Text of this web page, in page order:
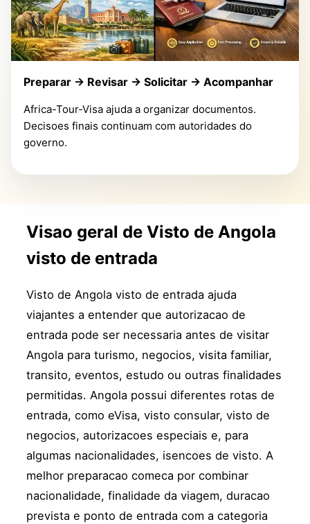
Preparar -> Revisar -> Solicitar -> Acompanhar
Africa-Tour-Visa ajuda a organizar documentos.
Decisoes finais continuam com autoridades do
governo.
Visao geral de Visto de Angola
visto de entrada
Visto de Angola visto de entrada ajuda
viajantes a entender que autorizacao de
entrada pode ser necessaria antes de visitar
Angola para turismo, negocios, visita familiar,
transito, eventos, estudo ou outras finalidades
permitidas. Angola possui diferentes rotas de
entrada, como eVisa, visto consular, visto de
negocios, autorizacoes especiais e, para
algumas nacionalidades, isencoes de visto. A
melhor preparacao comeca por combinar
nacionalidade, finalidade da viagem, duracao
prevista e ponto de entrada com a categoria